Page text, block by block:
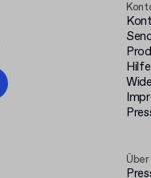
Hilfe
Über